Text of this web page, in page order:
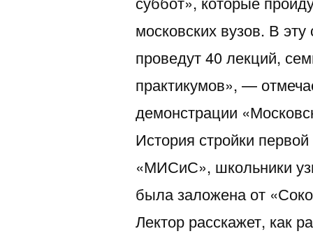
московских вузов. В
проведут 40 лекций,
практикумов», —
демонстрации
История стройки
«МИСиС», школьники
была заложена от
Лектор расскажет, как